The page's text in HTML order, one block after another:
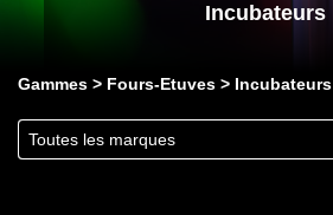
Incubateurs
Gammes Fours-Etuves Incubateurs
Toutes les marques